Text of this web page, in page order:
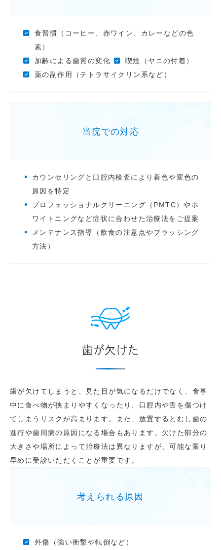
食習慣（コーヒー、赤ワイン、カレーなどの色
素）
加齢による歯質の変化
喫煙（ヤニの付着）
薬の副作用（テトラサイクリン系など）
当院での対応
カウンセリングと口腔内検査により着色や変色の
原因を特定
プロフェッショナルクリーニング（PMTC）やホ
ワイトニングなど症状に合わせた治療法をご提案
メンテナンス指導（飲食の注意点やブラッシング
方法）
歯が欠けた
歯が欠けてしまうと、見た目が気になるだけでなく、食事
中に食べ物が挟まりやすくなったり、口腔内や舌を傷つけ
てしまうリスクが高まります。また、放置するとむし歯の
進行や歯周病の原因になる場合もあります。欠けた部分の
大きさや場所によって治療法は異なりますが、可能な限り
早めに受診いただくことが重要です。
考えられる原因
外傷（強い衝撃や転倒など）